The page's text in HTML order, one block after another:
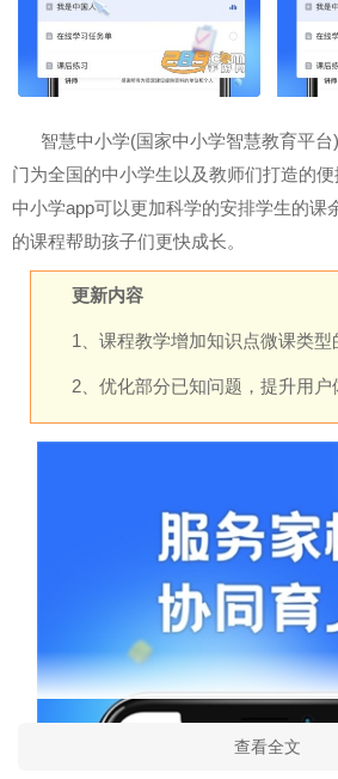
智慧中小学(国家中小学智慧教育平
门为全国的中小学生以及教师们打造的
中小学app可以更加科学的安排学生的课
的课程帮助孩子们更快成长。
更新内容
1、课程教学增加知识点微课类型
2、优化部分已知问题，提升用户
查看全文